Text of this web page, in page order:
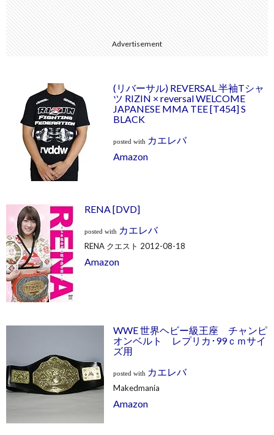
Advertisement
(リバーサル) REVERSAL 半袖Tシャ
ツ RIZIN × reversal WELCOME
JAPANESE MMA TEE [T454] S
BLACK
posted with カエレバ
Amazon
RENA [DVD]
posted with カエレバ
RENA クエスト 2012-08-18
Amazon
WWE 世界ヘビー級王座 チャンピ
オンベルト レプリカ･99ｃｍサイ
ズ用
posted with カエレバ
Makedmania
Amazon